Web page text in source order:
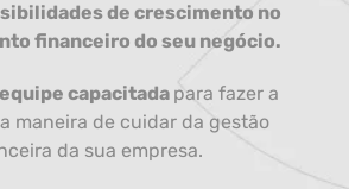
de crescimento no
financeiro do seu negócio.
capacitada para fazer a
maneira de cuidar da gestão
da sua empresa.